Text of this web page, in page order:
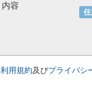
任
内容
利用規約及びプライバシ